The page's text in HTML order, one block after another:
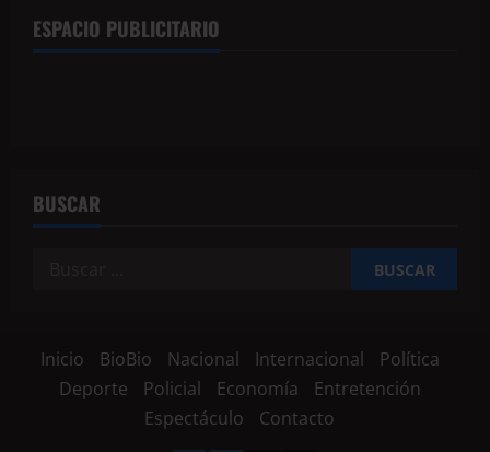
ESPACIO PUBLICITARIO
BUSCAR
Inicio BioBio Nacional Internacional
Política
Deporte
Policial Economía
Entretención
Espectáculo
Contacto